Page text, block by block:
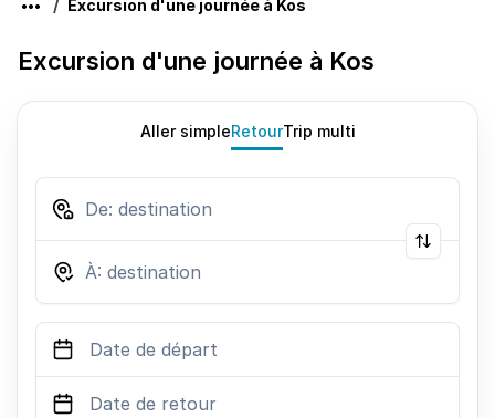
Excursion d'une journée à Kos
Excursion d'une journée à Kos
Aller simpleRetourTrip multi